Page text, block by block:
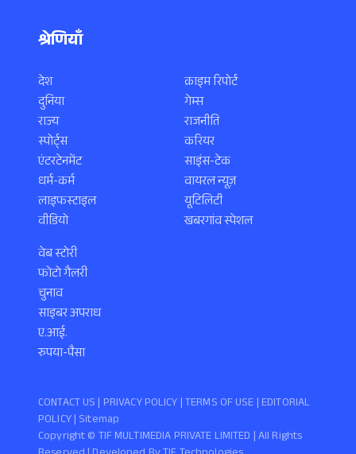
श्रेणियाँ
देश
दुनिया
राज्य
स्पोर्ट्स
एंटरटेनमेंट
धर्म-कर्म
लाइफस्टाइल
वीडियो
क्राइम रिपोर्ट
गेम्स
राजनीति
करियर
साइंस-टेक
वायरल न्यूज़
यूटिलिटी
खबरगांव स्पेशल
वेब स्टोरी
फोटो गैलरी
चुनाव
साइबर अपराध
ए.आई.
रुपया-पैसा
Copyright ©️ TIF MULTIMEDIA PRIVATE LIMITED | All Rights
CONTACT US | PRIVACY POLICY |TERMS OF USE | EDITORIAL
POLICY| Sitemap